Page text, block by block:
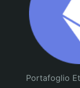
Portafoglio